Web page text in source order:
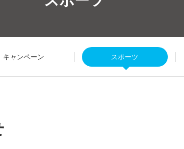
わせ （新しいウィンドウを開きます）
キャンペーン スポーツ